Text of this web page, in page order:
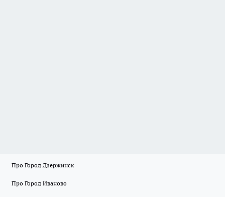
Про Город Дзержинск
Про Город Иваново